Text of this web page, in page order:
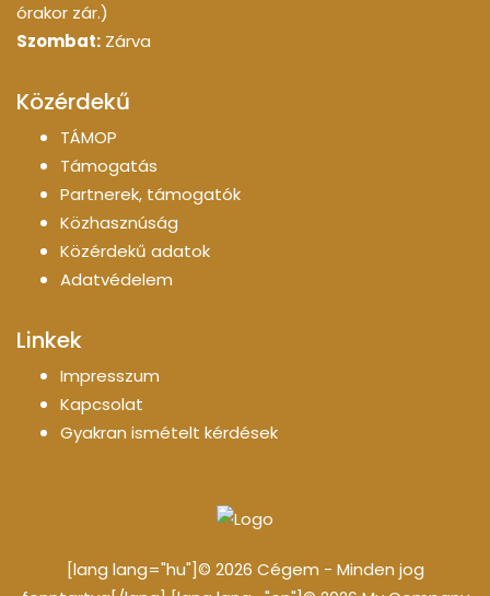
órakor zár.)
Szombat: Zárva
Közérdekű
TÁMOP
Támogatás
Partnerek, támogatók
Közhasznúság
Közérdekű adatok
Adatvédelem
Linkek
Impresszum
Kapcsolat
Gyakran ismételt kérdések
[lang lang="hu"]© 2026 Cégem - Minden jog